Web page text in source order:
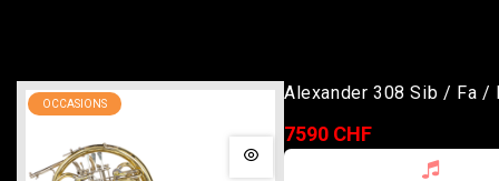
OCCASIONS
Alexander 308 Sib / Fa /
7590 CHF